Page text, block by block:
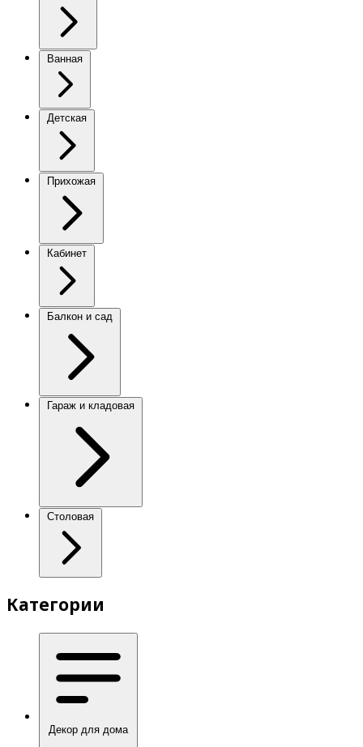
Ванная
Детская
Прихожая
Кабинет
Балкон и сад
Гараж и кладовая
Столовая
Категории
Декор для дома